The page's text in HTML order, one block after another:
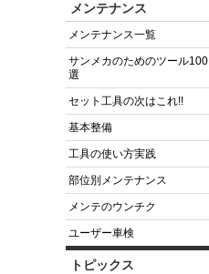
メンテナンス
メンテナンス一覧
サンメカのためのツール100
選
セット工具の次はこれ!!
基本整備
工具の使い方実践
部位別メンテナンス
メンテのウンチク
ユーザー車検
トピックス